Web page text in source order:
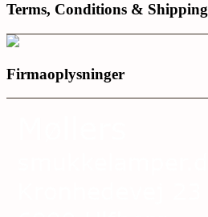
Terms, Conditions & Shipping
Firmaoplysninger